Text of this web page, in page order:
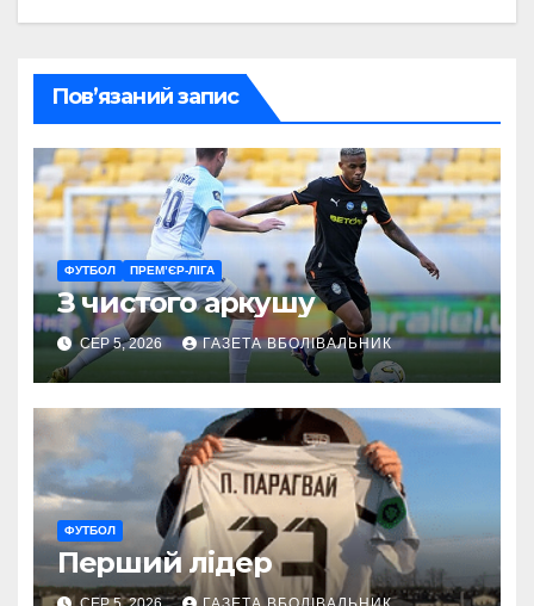
Пов’язаний запис
ФУТБОЛ ПРЕМ’ЄР-ЛІГА
З чистого аркушу
СЕР 5, 2026 ГАЗЕТА ВБОЛІВАЛЬНИК
ФУТБОЛ
Перший лідер